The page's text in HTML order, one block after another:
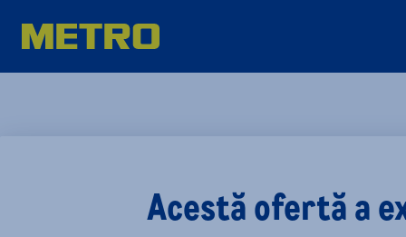
Acestă ofertă a